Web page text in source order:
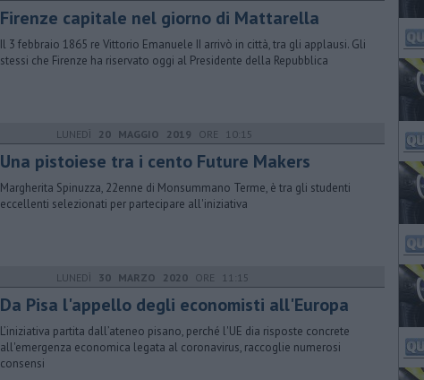
Firenze capitale nel giorno di Mattarella
Il 3 febbraio 1865 re Vittorio Emanuele II arrivò in città, tra gli applausi. Gli
stessi che Firenze ha riservato oggi al Presidente della Repubblica
LUNEDÌ 20 MAGGIO 2019 ORE 10:15
Una pistoiese tra i cento Future Makers
Margherita Spinuzza, 22enne di Monsummano Terme, è tra gli studenti
eccellenti selezionati per partecipare all'iniziativa
LUNEDÌ 30 MARZO 2020ORE 11:15
Da Pisa l'appello degli economisti all'Europa
L’iniziativa partita dall’ateneo pisano, perché l'UE dia risposte concrete
all'emergenza economica legata al coronavirus, raccoglie numerosi
consensi